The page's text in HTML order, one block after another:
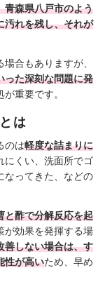
青森県八戸市のよう
汚れを残し、それが
合もありますが、
った深刻な問題に発
重要です。
は
のは軽度な詰まりに
にくい、洗面所でゴ
なってきた、などの
と酢で分解反応を起
が効果を発揮する場
善しない場合は、す
性が高いため、早め